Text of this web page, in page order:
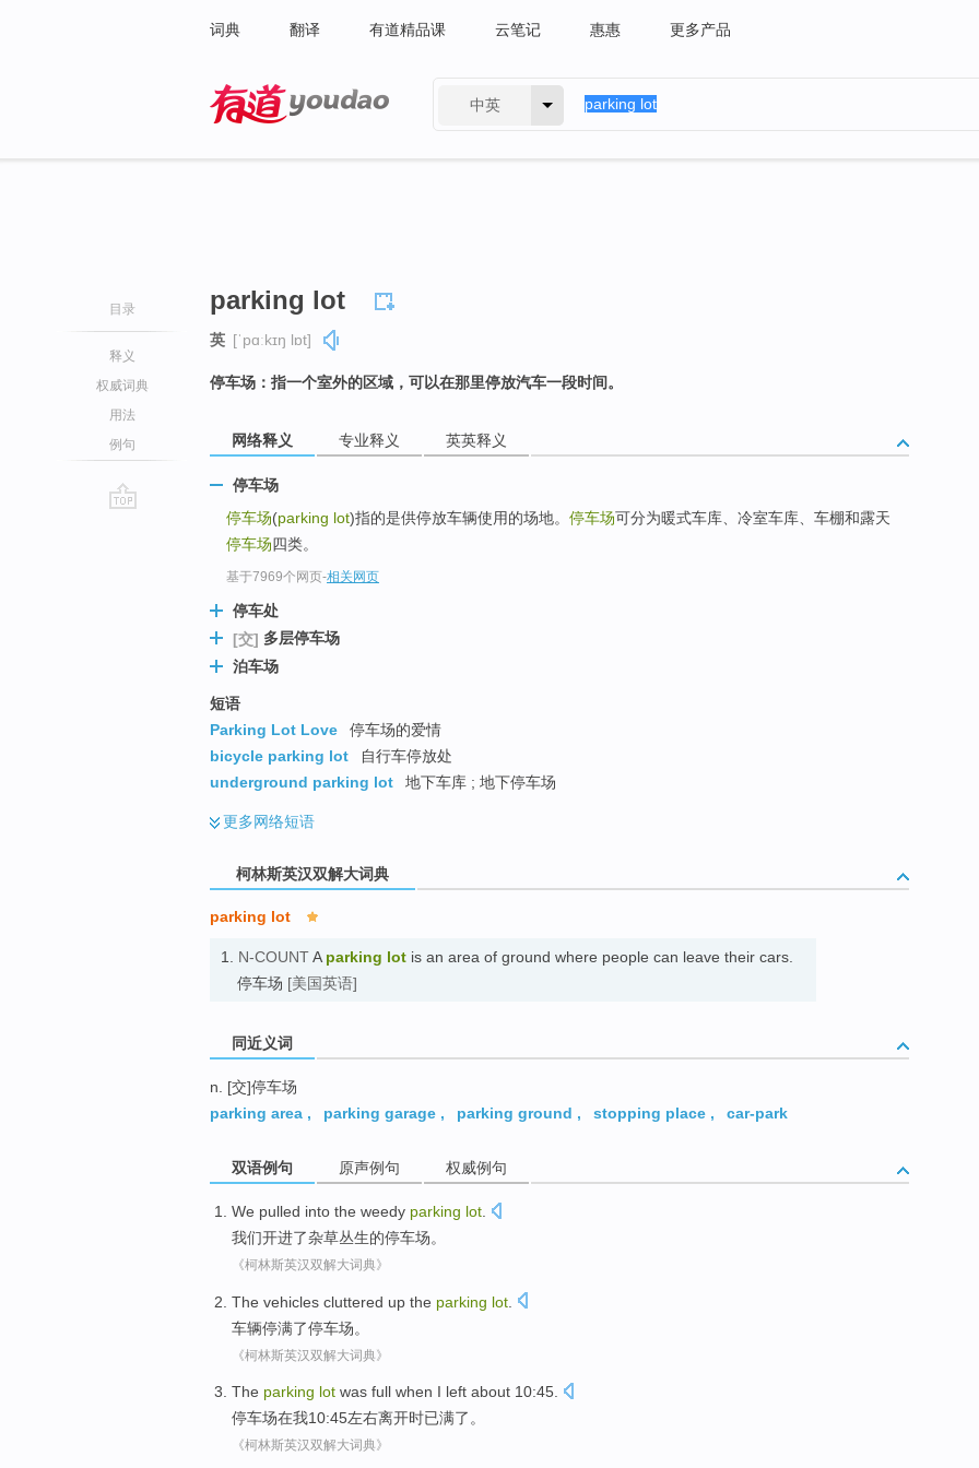
词典 翻译 有道精品课 云笔记 惠惠 更多产品
中英
目录
释义
权威词典
用法
例句
parking lot
英 [ˈpɑːkɪŋ lɒt]
停车场：指一个室外的区域，可以在那里停放汽车一段时间。
网络释义 专业释义 英英释义
停车场
停车场(parking lot)指的是供停放车辆使用的场地。 停车场可分为暖式车库、冷室车库、车棚和露天
停车场四类。
基于7969个网页-相关网页
停车处
[交] 多层停车场
泊车场
短语
Parking Lot Love
停车场的爱情
bicycle parking lot
自行车停放处
underground parking lot
地下车库 ; 地下停车场
更多网络短语
柯林斯英汉双解大词典
parking lot
1. N-COUNTA parking lot is an area of ground where people can leave their cars.
停车场 [美国英语]
同近义词
n. [交]停车场
parking area , parking garage , parking ground , stopping place , car-park
双语例句 原声例句 权威例句
We pulled into the weedy parking lot
我们开进了杂草丛生的停车场。
《柯林斯英汉双解大词典》
The vehicles cluttered up the parking lot
车辆停满了停车场。
《柯林斯英汉双解大词典》
The parking lot was full when I left about 10:45.
停车场在我10:45左右离开时已满了。
《柯林斯英汉双解大词典》